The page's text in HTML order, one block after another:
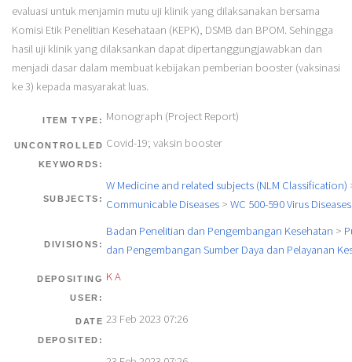
evaluasi untuk menjamin mutu uji klinik yang dilaksanakan bersama
Komisi Etik Penelitian Kesehataan (KEPK), DSMB dan BPOM. Sehingga
hasil uji klinik yang dilaksankan dapat dipertanggungjawabkan dan
menjadi dasar dalam membuat kebijakan pemberian booster (vaksinasi
ke 3) kepada masyarakat luas.
ITEM TYPE: Monograph (Project Report)
UNCONTROLLED
KEYWORDS:
Covid-19; vaksin booster
SUBJECTS:
W Medicine and related subjects (NLM Classification)
Communicable Diseases> WC 500-590 Virus Diseases
DIVISIONS:
Badan Penelitian dan Pengembangan Kesehatan >
dan Pengembangan Sumber Daya dan Pelayanan
DEPOSITING
USER:
K A
DATE
DEPOSITED:
23 Feb 2023 07:26